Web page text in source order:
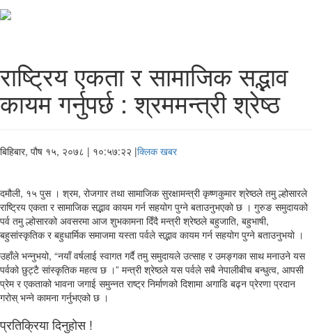
राष्ट्रिय एकता र सामाजिक सद्भाव
कायम गर्नुपर्छ : श्रममन्त्री श्रेष्ठ
बिहिबार, पौष १५, २०७८ | १०:५७:२२ |क्लिक खबर
दमौली, १५ पुस । श्रम, रोजगार तथा सामाजिक सुरक्षामन्त्री कृष्णकुमार श्रेष्ठले तमु ल्होसारले
राष्ट्रिय एकता र सामाजिक सद्भाव कायम गर्न सहयोग पुग्ने बताउनुभएको छ । गुरुङ समुदायको
पर्व तमु ल्होसारको अवसरमा आज शुभकामना दिँदै मन्त्री श्रेष्ठले बहुजाति, बहुभाषी,
बहुसांस्कृतिक र बहुधार्मिक समाजमा यस्ता पर्वले सद्भाव कायम गर्न सहयोग पुग्ने बताउनुभयो ।
उहाँले भन्नुभयो, “नयाँ वर्षलाई स्वागत गर्दै तमु समुदायले उत्साह र उमङ्गका साथ मनाउने यस
पर्वको छुट्टै सांस्कृतिक महत्व छ ।” मन्त्री श्रेष्ठले यस पर्वले सबै नेपालीबीच बन्धुत्व, आपसी
प्रेम र एकताको भावना जगाई समुन्नत राष्ट्र निर्माणको दिशामा अगाडि बढ्न प्रेरणा प्रदान
गरोस् भन्ने कामना गर्नुभएको छ ।
प्रतिक्रिया दिनुहोस !